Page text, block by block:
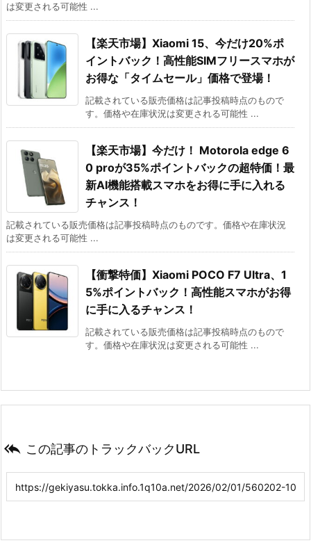
は変更される可能性 ...
【楽天市場】Xiaomi 15、今だけ20%ポ
イントバック！高性能SIMフリースマホが
お得な「タイムセール」価格で登場！
記載されている販売価格は記事投稿時点のもので
す。価格や在庫状況は変更される可能性 ...
【楽天市場】今だけ！ Motorola edge 6
0 proが35%ポイントバックの超特価！最
新AI機能搭載スマホをお得に手に入れる
チャンス！
記載されている販売価格は記事投稿時点のものです。価格や在庫状況
は変更される可能性 ...
【衝撃特価】Xiaomi POCO F7 Ultra、1
5%ポイントバック！高性能スマホがお得
に手に入るチャンス！
記載されている販売価格は記事投稿時点のもので
す。価格や在庫状況は変更される可能性 ...
 この記事のトラックバックURL